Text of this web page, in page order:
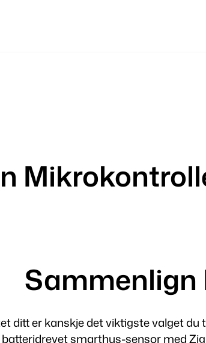
ditt er kanskje det viktigste valget
smarthus-sensor med